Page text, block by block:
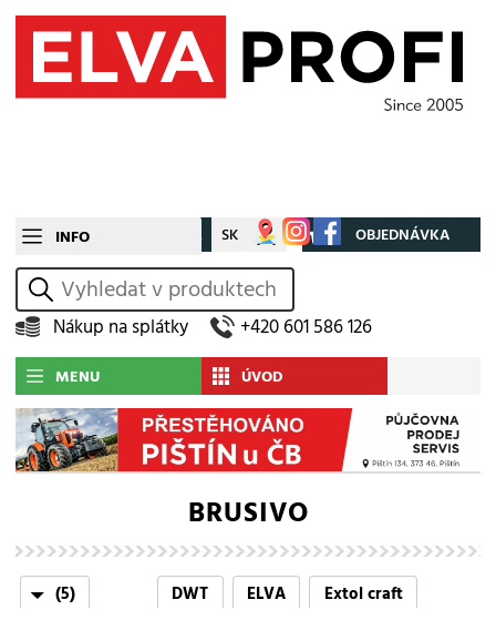
INFO CZ SK Můj účet OBJEDNÁVKA
vyhledat
Nákup na splátky +420 601 586 126
MENU ÚVOD
BRUSIVO
(5) DWT ELVA
Extol craft